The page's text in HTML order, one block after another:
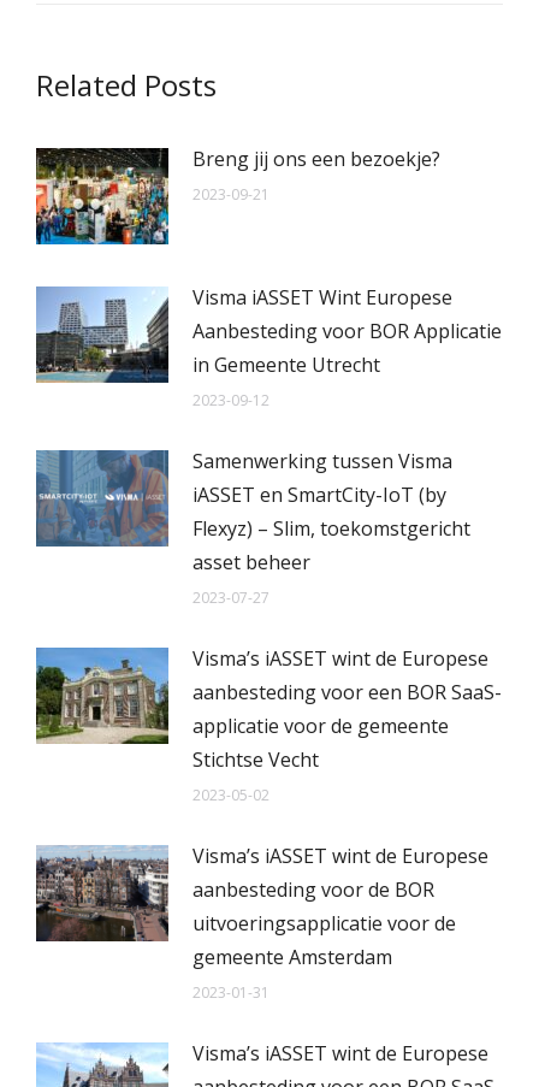
Related Posts
Breng jij ons een bezoekje?
2023-09-21
Visma iASSET Wint Europese
Aanbesteding voor BOR Applicatie
in Gemeente Utrecht
2023-09-12
Samenwerking tussen Visma
iASSET en SmartCity-IoT (by
Flexyz) – Slim, toekomstgericht
asset beheer
2023-07-27
Visma’s iASSET wint de Europese
aanbesteding voor een BOR SaaS-
applicatie voor de gemeente
Stichtse Vecht
2023-05-02
Visma’s iASSET wint de Europese
aanbesteding voor de BOR
uitvoeringsapplicatie voor de
gemeente Amsterdam
2023-01-31
Visma’s iASSET wint de Europese